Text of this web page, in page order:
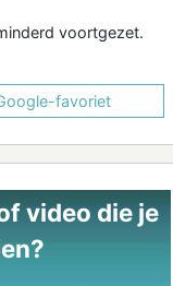
voortgezet.
favoriet
video die je